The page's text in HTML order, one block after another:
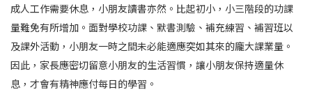
成人工作需要休息，小朋友讀書亦然。比起初小，小三階段的功課
量難免有所增加。面對學校功課、默書測驗、補充練習、補習班以
及課外活動，小朋友一時之間未必能適應突如其來的龐大課業量。
因此，家長應密切留意小朋友的生活習慣，讓小朋友保持適量休
息，才會有精神應付每日的學習。